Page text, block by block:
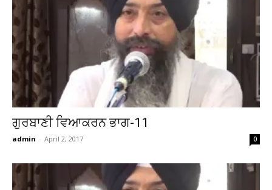
ਗੁਰਬਾਣੀ ਵਿਆਕਰਨ ਭਾਗ-11
admin - April 2, 2017 0